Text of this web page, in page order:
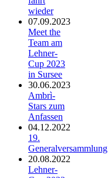
wieder
07.09.2023
Meet the
Team am
Lehner-
Cup 2023
in Sursee
30.06.2023
Ambrì-
Stars zum
Anfassen
04.12.2022
19.
Generalversammlung
20.08.2022
Lehner-